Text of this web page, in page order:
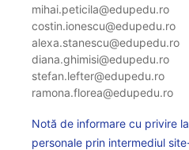
mihai.peticila@edupedu.ro
costin.ionescu@edupedu.ro
alexa.stanescu@edupedu.ro
diana.ghimisi@edupedu.ro
stefan.lefter@edupedu.ro
ramona.florea@edupedu.ro
Notă de informare cu privire
personale prin intermediul